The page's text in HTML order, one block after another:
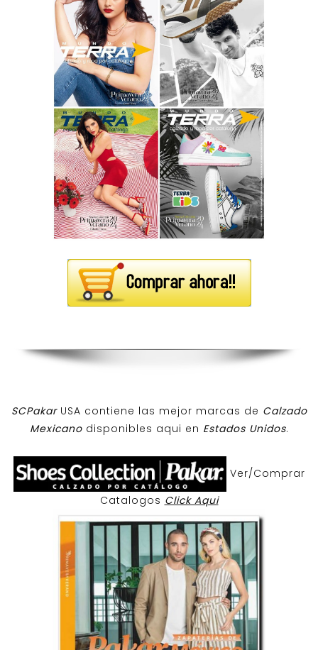
SCPakar USA contiene las mejor marcas de Calzado
Mexicanodisponibles aqui en Estados Unidos.
Ver/Comprar
Catalogos Click Aqui